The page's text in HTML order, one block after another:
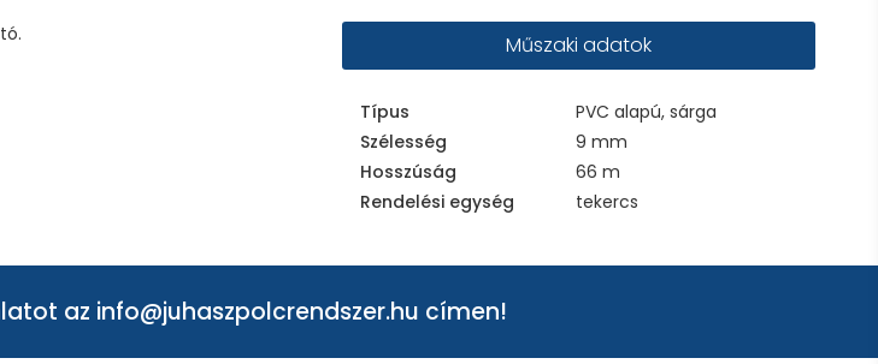
Műszaki adatok
Típus
PVC alapú, sárga
Szélesség
9 mm
Hosszúság
66 m
Rendelési egység
tekercs
az info@juhaszpolcrendszer.hu címen!